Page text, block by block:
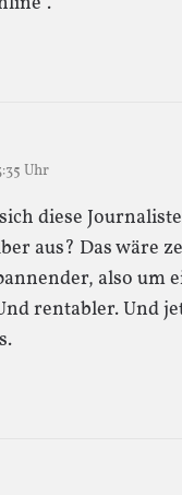
Uhr
diese
aus? Das wäre
also um
rentabler. Und